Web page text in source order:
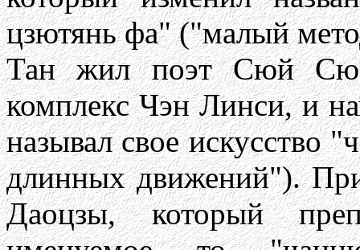
цзютянь фа" ("малый
Тан жил поэт Сюй
комплекс Чэн Линси, и
называл свое искусство
длинных движений").
Даоцзы, который